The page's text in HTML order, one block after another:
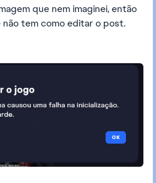
que nem imaginei, então
não tem como editar o post.